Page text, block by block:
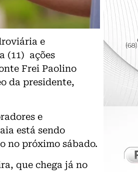
e
(11) ações
Frei Paolino
da presidente,
e
está sendo
no próximo sábado.
que chega já no